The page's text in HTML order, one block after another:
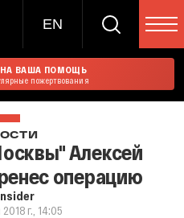
EN
ВАША ПОМОЩЬ
пожертвования
Алексей
операцию
г., 14:05